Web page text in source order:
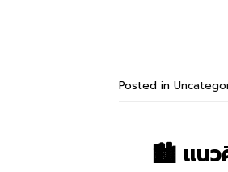
Posted in
🏙️ แนว